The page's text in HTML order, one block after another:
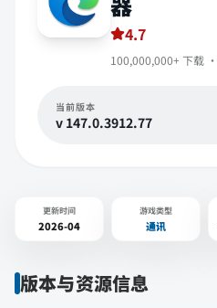
4.7
100,000,000+ 下载 ·
当前版本
v 147.0.3912.77
更新时间
2026-04
游戏类型
通讯
版本与资源信息